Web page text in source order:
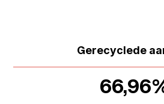
Gerecyclede